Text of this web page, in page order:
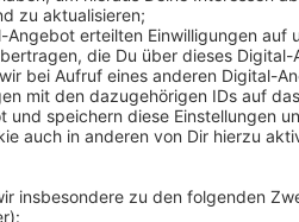
verteilen . Die Trüffelsoße
Zum Schluss den
by Nelson Müller: